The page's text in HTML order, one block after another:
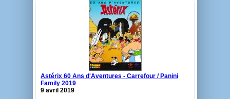
Astérix 60 Ans d'Aventures - Carrefour / Panini
Family 2019
9 avril 2019